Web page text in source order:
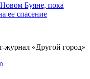
Буяне, пока
ее спасение
журнал «Другой город»